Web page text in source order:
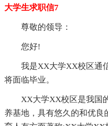
大学生求职信7
尊敬的领导：
您好!
我是XX大学XX校区通
将面临毕业。
XX大学XX校区是我国
养基地，具有悠久的和优良